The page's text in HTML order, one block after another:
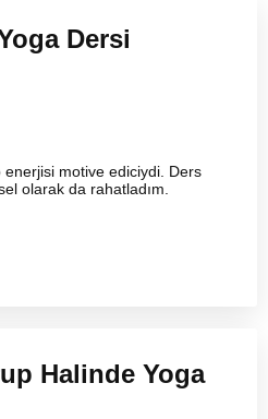
Dersi
motive ediciydi. Ders
olarak da rahatladım.
Halinde Yoga